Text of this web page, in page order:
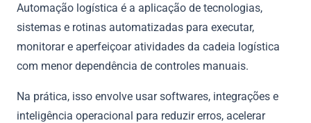
Automação logística é a aplicação de tecnologias,
sistemas e rotinas automatizadas para executar,
monitorar e aperfeiçoar atividades da cadeia logística
com menor dependência de controles manuais.
Na prática, isso envolve usar softwares, integrações e
inteligência operacional para reduzir erros, acelerar